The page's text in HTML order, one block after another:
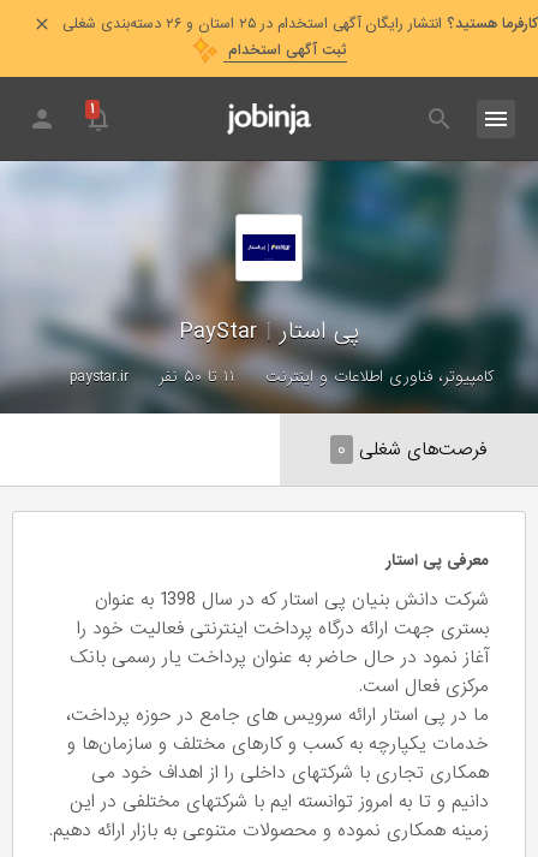
کارفرما هستید؟ انتشار رایگان آگهی استخدام در ۲۵ استان و ۲۶ دسته‌بندی شغلی
ثبت آگهی استخدام
۱
پی استار|
PayStar
کامپیوتر، فناوری اطلاعات و اینترنت ۱۱ تا ۵۰ نفر paystar.ir
فرصت‌های شغلی ۰
معرفی پی استار
شرکت دانش بنیان پی استار که در سال 1398 به عنوان
بستری جهت ارائه درگاه پرداخت اینترنتی فعالیت خود را
آغاز نمود در حال حاضر به عنوان پرداخت یار رسمی بانک
مرکزی فعال است.
ما در پی استار ارائه سرویس های جامع در حوزه پرداخت،
خدمات یکپارچه به کسب و کارهای مختلف و سازمان‌ها و
همکاری تجاری با شرکتهای داخلی را از اهداف خود می
دانیم و تا به امروز توانسته ایم با شرکتهای مختلفی در این
زمینه همکاری نموده و محصولات متنوعی به بازار ارائه دهیم.